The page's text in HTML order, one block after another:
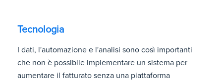
Tecnologia
I dati, l'automazione e l'analisi sono così importanti
che non è possibile implementare un sistema per
aumentare il fatturato senza una piattaforma